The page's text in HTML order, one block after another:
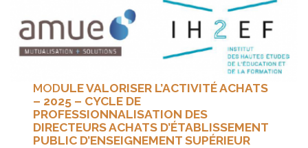
MODULE VALORISER L’ACTIVITÉ ACHATS
– 2025 – CYCLE DE
PROFESSIONNALISATION DES
DIRECTEURS ACHATS D’ÉTABLISSEMENT
PUBLIC D’ENSEIGNEMENT SUPÉRIEUR